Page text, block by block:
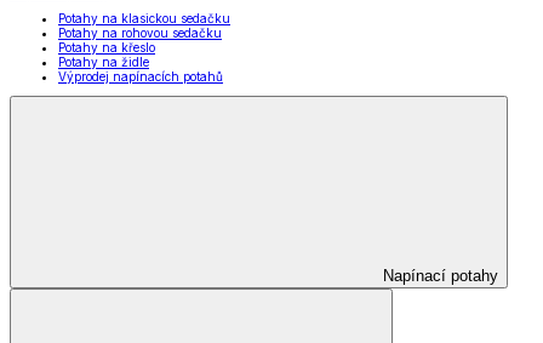
Potahy na klasickou sedačku
Potahy na rohovou sedačku
Potahy na křeslo
Potahy na židle
Výprodej napínacích potahů
Napínací potahy